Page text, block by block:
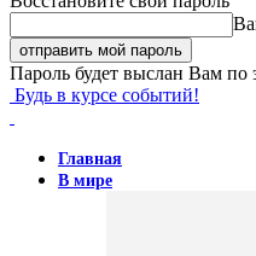
Пароль будет выслан Вам по
Будь в курсе событий!
Главная
В мире